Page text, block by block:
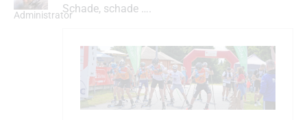
Administrator
Schade, schade ….